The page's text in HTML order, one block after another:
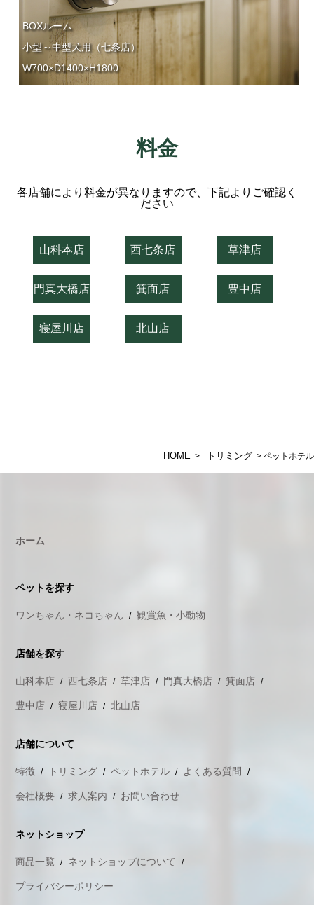
BOXルーム
小型～中型犬用（七条店）
W700×D1400×H1800
料金
各店舗により料金が異なりますので、下記よりご確認く
ださい
山科本店 西七条店 草津店
門真大橋店 箕面店 豊中店
寝屋川店 北山店
HOME > トリミング > ペットホテル
ホーム
ペットを探す
ワンちゃん・ネコちゃん 観賞魚・小動物
店舗を探す
山科本店 西七条店 草津店 門真大橋店 箕面店
豊中店 寝屋川店 北山店
店舗について
特徴 トリミング ペットホテル よくある質問
会社概要 求人案内 お問い合わせ
ネットショップ
商品一覧 ネットショップについて
プライバシーポリシー